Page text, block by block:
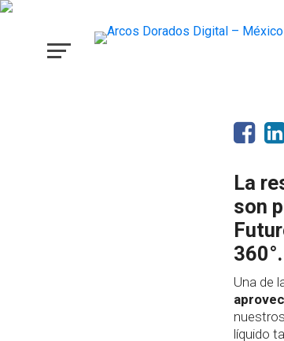
el agua
La
son
360°.
Una de
líquido